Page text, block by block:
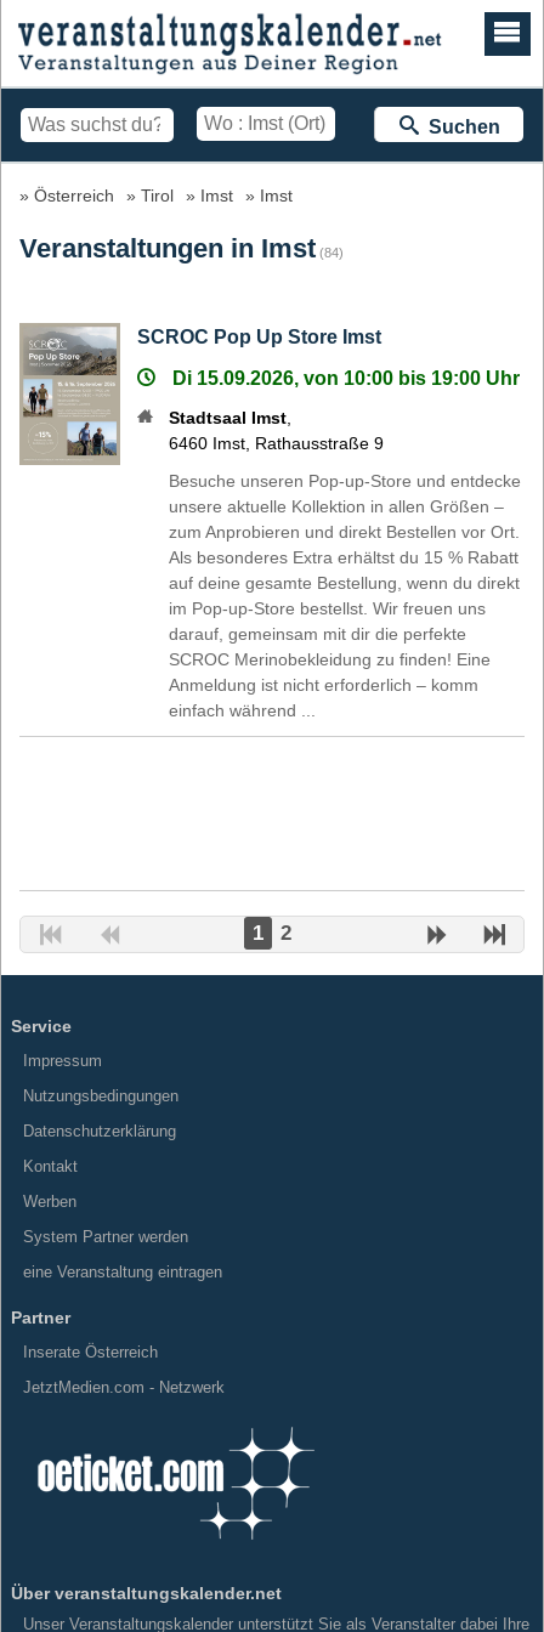
Suchen
Österreich Tirol Imst Imst
Veranstaltungen in Imst (84)
SCROC Pop Up Store Imst
Di 15.09.2026, von 10:00 bis 19:00 Uhr
Stadtsaal Imst
6460 Imst Rathausstraße 9
Besuche unseren Pop-up-Store und entdecke
unsere aktuelle Kollektion in allen Größen –
zum Anprobieren und direkt Bestellen vor Ort.
Als besonderes Extra erhältst du 15 % Rabatt
auf deine gesamte Bestellung, wenn du direkt
im Pop-up-Store bestellst. Wir freuen uns
darauf, gemeinsam mit dir die perfekte
SCROC Merinobekleidung zu finden! Eine
Anmeldung ist nicht erforderlich – komm
einfach während ...
1 2
Service
Impressum
Nutzungsbedingungen
Datenschutzerklärung
Kontakt
Werben
System Partner werden
eine Veranstaltung eintragen
Partner
Inserate Österreich
JetztMedien.com - Netzwerk
Über veranstaltungskalender.net
Unser Veranstaltungskalender unterstützt Sie als Veranstalter dabei Ihre